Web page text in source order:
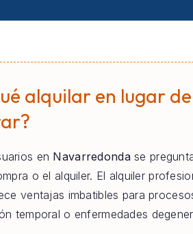
alquilar en lugar de
en Navarredondase
o el alquiler. El alquiler
ventajas imbatibles para
temporal o enfermedades